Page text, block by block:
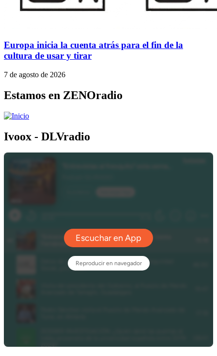
Europa inicia la cuenta atrás para el fin de la
cultura de usar y tirar
7 de agosto de 2026
Estamos en ZENOradio
Ivoox - DLVradio